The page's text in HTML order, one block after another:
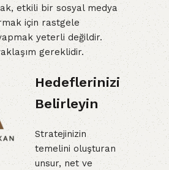
etkili bir sosyal medya
için rastgele
yeterli değildir.
gereklidir.
Hedeflerinizi
Belirleyin
Stratejinizin
temelini oluşturan
unsur, net ve